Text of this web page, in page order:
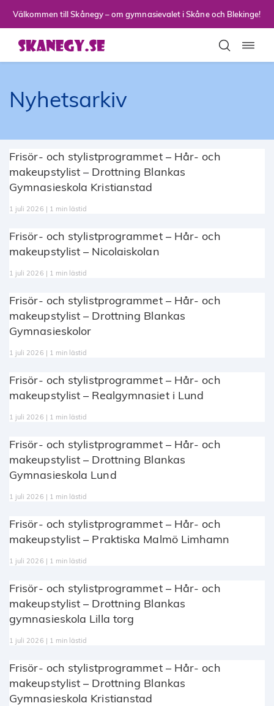
Välkommen till Skånegy – om gymnasievalet i Skåne och Blekinge!
Nyhetsarkiv
Frisör- och stylistprogrammet – Hår- och
makeupstylist – Drottning Blankas
Gymnasieskola Kristianstad
1 juli 2026 | 1 min lästid
Frisör- och stylistprogrammet – Hår- och
makeupstylist – Nicolaiskolan
1 juli 2026 | 1 min lästid
Frisör- och stylistprogrammet – Hår- och
makeupstylist – Drottning Blankas
Gymnasieskolor
1 juli 2026 | 1 min lästid
Frisör- och stylistprogrammet – Hår- och
makeupstylist – Realgymnasiet i Lund
1 juli 2026 | 1 min lästid
Frisör- och stylistprogrammet – Hår- och
makeupstylist – Drottning Blankas
Gymnasieskola Lund
1 juli 2026 | 1 min lästid
Frisör- och stylistprogrammet – Hår- och
makeupstylist – Praktiska Malmö Limhamn
1 juli 2026 | 1 min lästid
Frisör- och stylistprogrammet – Hår- och
makeupstylist – Drottning Blankas
gymnasieskola Lilla torg
1 juli 2026 | 1 min lästid
Frisör- och stylistprogrammet – Hår- och
makeupstylist – Drottning Blankas
Gymnasieskola Kristianstad